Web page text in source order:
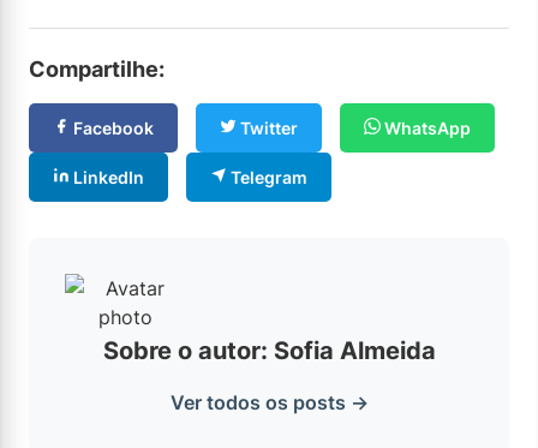
Compartilhe:
Facebook Twitter WhatsApp
LinkedIn Telegram
Sobre o autor: Sofia Almeida
Ver todos os posts →